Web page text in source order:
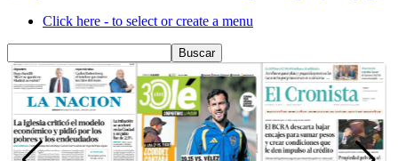
Click here - to select or create a menu